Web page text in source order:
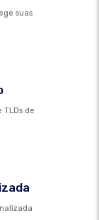
suas
de